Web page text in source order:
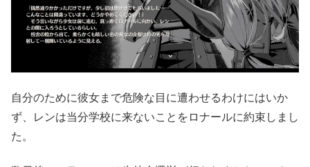
自分のために彼女まで危険な目に遭わせるわけにはいか
ず、レンは当分学校に来ないことをロナールに約束しまし
た。